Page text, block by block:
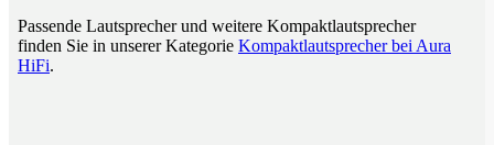
Passende Lautsprecher und weitere Kompaktlautsprecher
finden Sie in unserer Kategorie Kompaktlautsprecher bei Aura
HiFi.